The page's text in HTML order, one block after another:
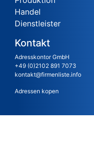
Handel
Dienstleister
Kontakt
Adresskontor GmbH
+49 (0)2102 891 7073
kontakt@firmenliste.info
Adressen kopen